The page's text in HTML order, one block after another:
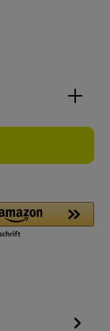
nicht verfügbar.)
ist zurzeit nicht